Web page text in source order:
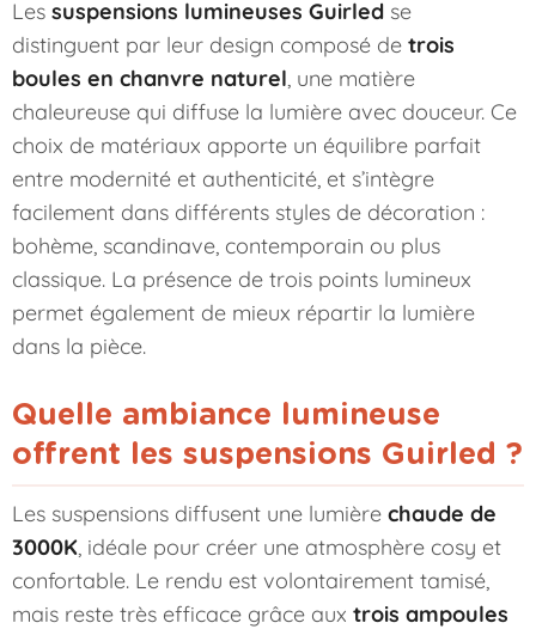
Les suspensions lumineuses Guirled se
distinguent par leur design composé de trois
boules en chanvre naturel , une matière
chaleureuse qui diffuse la lumière avec douceur. Ce
choix de matériaux apporte un équilibre parfait
entre modernité et authenticité, et s’intègre
facilement dans différents styles de décoration :
bohème, scandinave, contemporain ou plus
classique. La présence de trois points lumineux
permet également de mieux répartir la lumière
dans la pièce.
Quelle ambiance lumineuse
offrent les suspensions Guirled ?
Les suspensions diffusent une lumière chaude de
3000K , idéale pour créer une atmosphère cosy et
confortable. Le rendu est volontairement tamisé,
mais reste très efficace grâce aux trois ampoules